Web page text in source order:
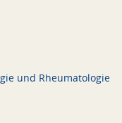
und Rheumatologie